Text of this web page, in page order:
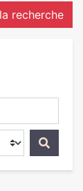
recherche